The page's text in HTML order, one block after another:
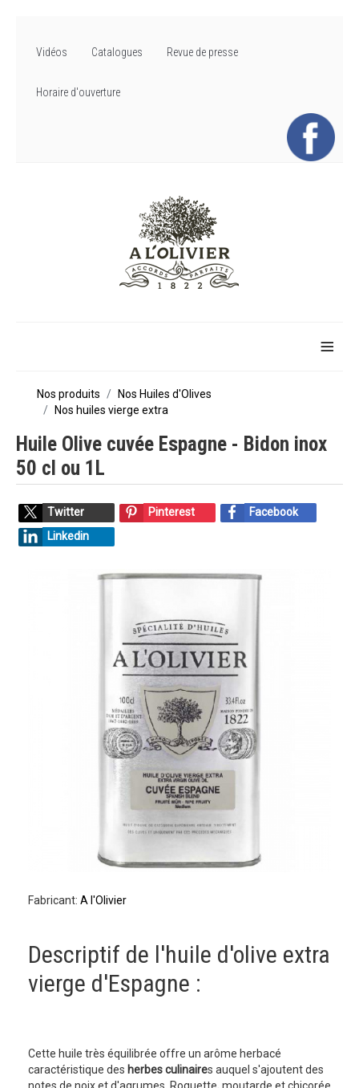
Vidéos Catalogues Revue de presse
Horaire d'ouverture
≡
Nos produits
Nos Huiles d'Olives
Nos huiles vierge extra
Huile Olive cuvée Espagne - Bidon inox
50 cl ou 1L
Twitter Pinterest
Facebook
Linkedin
Fabricant: A l'Olivier
Descriptif de l'huile d'olive extra
vierge d'Espagne :
Cette huile très équilibrée offre un arôme herbacé
caractéristique des herbes culinaires auquel s'ajoutent des